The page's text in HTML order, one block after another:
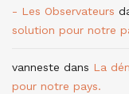
- Les Observateurs
solution pour notre
vanneste dans La
pour notre pays.